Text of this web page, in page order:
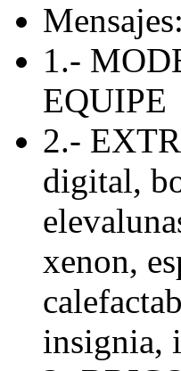
1.-
EQUIPE
2.-
digital,
xenon,
insignia,